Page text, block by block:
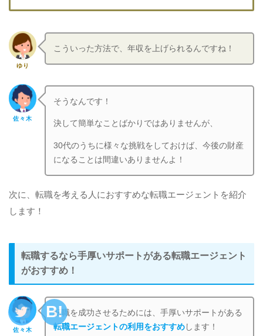
ゆり
こういった方法で、年収を上げられるんですね！
佐々木
そうなんです！
決して簡単なことばかりではありませんが、
30代のうちに様々な挑戦をしておけば、今後の財産
になることは間違いありませんよ！
次に、転職を考える人におすすめな転職エージェントを紹介
します！
転職するなら手厚いサポートがある転職エージェント
がおすすめ！
佐々木
転職を成功させるためには、手厚いサポートがある
転職エージェントの利用をおすすめ します！